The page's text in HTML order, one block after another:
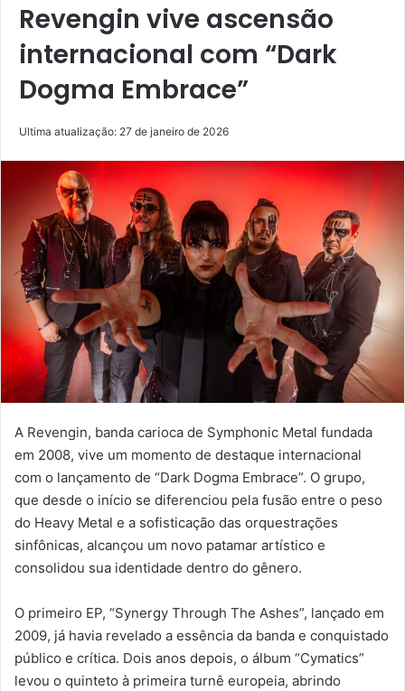
Revengin vive ascensão
internacional com “Dark
Dogma Embrace”
Ultima atualização: 27 de janeiro de 2026
A Revengin, banda carioca de Symphonic Metal fundada
em 2008, vive um momento de destaque internacional
com o lançamento de “Dark Dogma Embrace”. O grupo,
que desde o início se diferenciou pela fusão entre o peso
do Heavy Metal e a sofisticação das orquestrações
sinfônicas, alcançou um novo patamar artístico e
consolidou sua identidade dentro do gênero.
O primeiro EP, “Synergy Through The Ashes”, lançado em
2009, já havia revelado a essência da banda e conquistado
público e crítica. Dois anos depois, o álbum “Cymatics”
levou o quinteto à primeira turnê europeia, abrindo